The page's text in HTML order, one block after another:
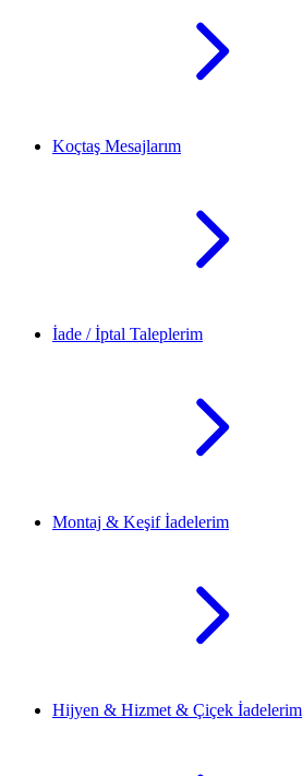
Koçtaş Mesajlarım
İade / İptal Taleplerim
Montaj & Keşif İadelerim
Hijyen & Hizmet & Çiçek İadelerim